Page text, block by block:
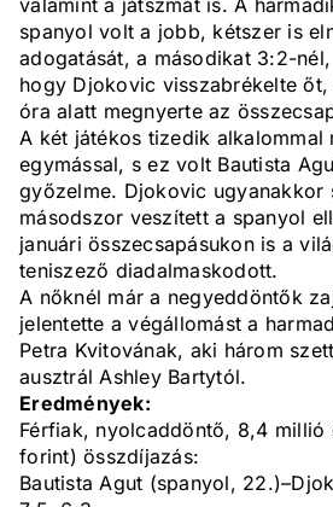
valamint a játszmát is. A
spanyol volt a jobb, kétszer is
adogatását, a másodikat 3:2-
hogy Djokovic visszabrékelte
óra alatt megnyerte az
A két játékos tizedik alkalommal
egymással, s ez volt Bautista
győzelme. Djokovic ugyanakkor
másodszor veszített a spanyol
januári összecsapásukon is a
teniszező diadalmaskodott.
A nőknél már a negyeddöntők
jelentette a végállomást a
Petra Kvitovának, aki három
ausztrál Ashley Bartytól.
Eredmények:
Férfiak, nyolcaddöntő, 8,4
forint) összdíjazás:
Bautista Agut (spanyol,